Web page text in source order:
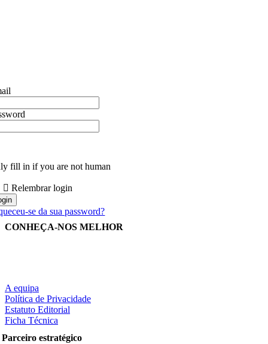
fill in if you are not human
Relembrar login
se da sua password?
CONHEÇA-NOS MELHOR
A equipa
Política de Privacidade
Estatuto Editorial
Ficha Técnica
Parceiro estratégico